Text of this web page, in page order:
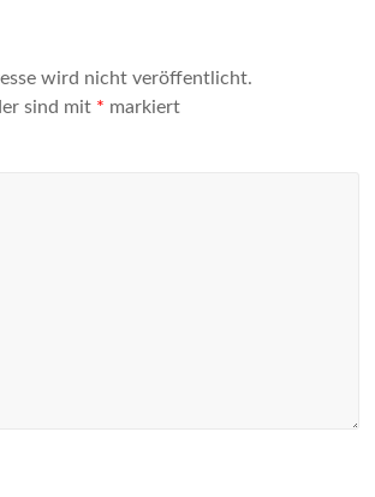
wird nicht veröffentlicht.
sind mit * markiert